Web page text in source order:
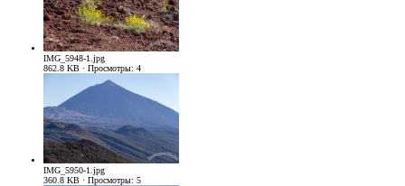
IMG_5948-1.jpg
862.8 KB · Просмотры: 4
IMG_5950-1.jpg
360.8 KB · Просмотры: 5